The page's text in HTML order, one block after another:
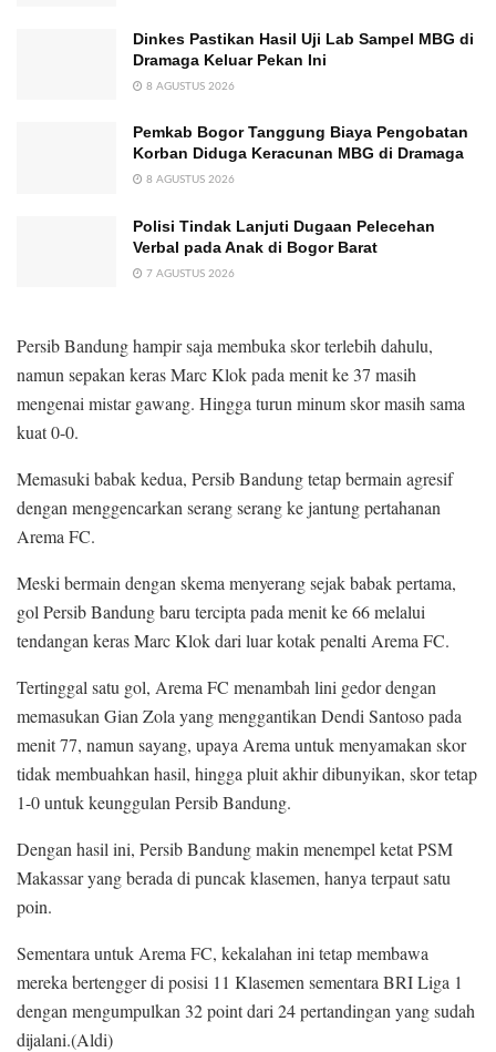
Dinkes Pastikan Hasil Uji Lab Sampel MBG di
Dramaga Keluar Pekan Ini
8 AGUSTUS 2026
Pemkab Bogor Tanggung Biaya Pengobatan
Korban Diduga Keracunan MBG di Dramaga
8 AGUSTUS 2026
Polisi Tindak Lanjuti Dugaan Pelecehan
Verbal pada Anak di Bogor Barat
7 AGUSTUS 2026
Persib Bandung hampir saja membuka skor terlebih dahulu,
namun sepakan keras Marc Klok pada menit ke 37 masih
mengenai mistar gawang. Hingga turun minum skor masih sama
kuat 0-0.
Memasuki babak kedua, Persib Bandung tetap bermain agresif
dengan menggencarkan serang serang ke jantung pertahanan
Arema FC.
Meski bermain dengan skema menyerang sejak babak pertama,
gol Persib Bandung baru tercipta pada menit ke 66 melalui
tendangan keras Marc Klok dari luar kotak penalti Arema FC.
Tertinggal satu gol, Arema FC menambah lini gedor dengan
memasukan Gian Zola yang menggantikan Dendi Santoso pada
menit 77, namun sayang, upaya Arema untuk menyamakan skor
tidak membuahkan hasil, hingga pluit akhir dibunyikan, skor tetap
1-0 untuk keunggulan Persib Bandung.
Dengan hasil ini, Persib Bandung makin menempel ketat PSM
Makassar yang berada di puncak klasemen, hanya terpaut satu
poin.
Sementara untuk Arema FC, kekalahan ini tetap membawa
mereka bertengger di posisi 11 Klasemen sementara BRI Liga 1
dengan mengumpulkan 32 point dari 24 pertandingan yang sudah
dijalani.(Aldi)